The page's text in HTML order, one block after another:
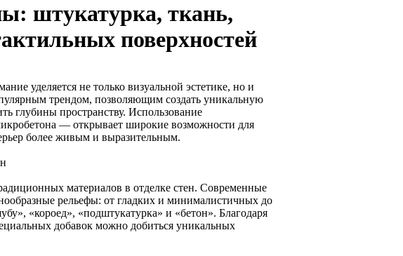
штукатурка, ткань,
поверхностей
уделяется не только визуальной эстетике, но и
трендом, позволяющим создать уникальную
глубины пространству. Использование
— открывает широкие возможности для
более живым и выразительным.
материалов в отделке стен. Современные
рельефы: от гладких и минималистичных до
«короед», «подштукатурка» и «бетон». Благодаря
добавок можно добиться уникальных